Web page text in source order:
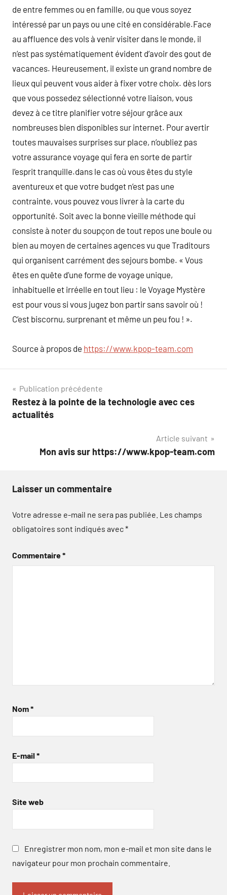
de entre femmes ou en famille, ou que vous soyez
intéressé par un pays ou une cité en considérable.Face
au affluence des vols à venir visiter dans le monde, il
n’est pas systématiquement évident d’avoir des gout de
vacances. Heureusement, il existe un grand nombre de
lieux qui peuvent vous aider à fixer votre choix. dès lors
que vous possedez sélectionné votre liaison, vous
devez à ce titre planifier votre séjour grâce aux
nombreuses bien disponibles sur internet. Pour avertir
toutes mauvaises surprises sur place, n’oubliez pas
votre assurance voyage qui fera en sorte de partir
l’esprit tranquille.dans le cas où vous êtes du style
aventureux et que votre budget n’est pas une
contrainte, vous pouvez vous livrer à la carte du
opportunité. Soit avec la bonne vieille méthode qui
consiste à noter du soupçon de tout repos une boule ou
bien au moyen de certaines agences vu que Traditours
qui organisent carrément des sejours bombe. « Vous
êtes en quête d’une forme de voyage unique,
inhabituelle et irréelle en tout lieu : le Voyage Mystère
est pour vous si vous jugez bon partir sans savoir où !
C’est biscornu, surprenant et même un peu fou ! ».
Source à propos de https://www.kpop-team.com
Navigation
de
Publication précédente
Restez à la pointe de la technologie avec ces
actualités
Article suivant
Mon avis sur https://www.kpop-team.com
Laisser un commentaire
Votre adresse e-mail ne sera pas publiée. Les champs
obligatoires sont indiqués avec*
Commentaire*
Nom*
E-mail *
Site web
Enregistrer mon nom, mon e-mail et mon site dans le
navigateur pour mon prochain commentaire.